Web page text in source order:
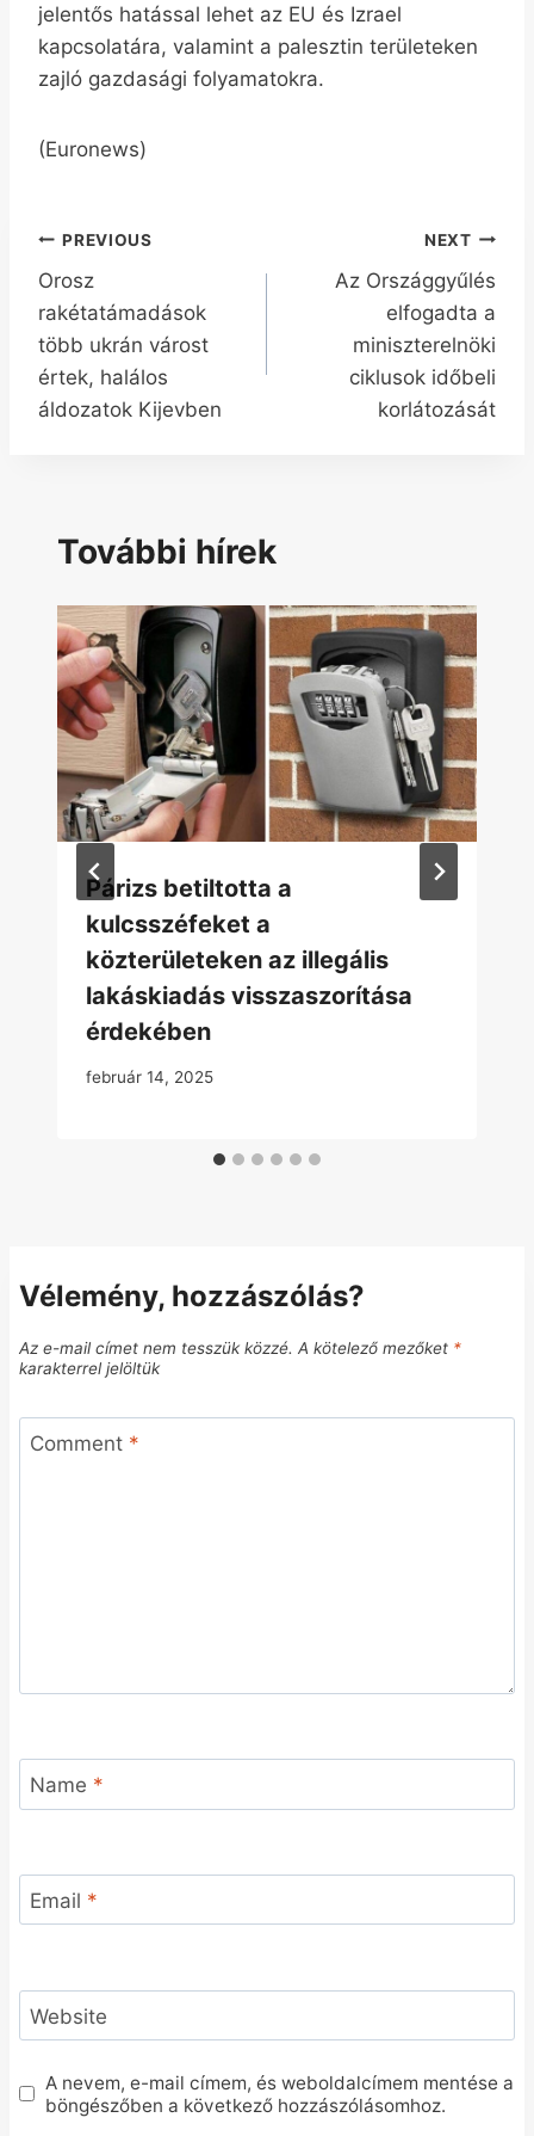
jelentős hatással lehet az EU és Izrael
kapcsolatára, valamint a palesztin területeken
zajló gazdasági folyamatokra.
(Euronews)
Bejegyzés
navigáció
PREVIOUS
Orosz
rakétatámadások
több ukrán várost
értek, halálos
áldozatok Kijevben
NEXT
Az Országgyűlés
elfogadta a
miniszterelnöki
ciklusok időbeli
korlátozását
További hírek
Párizs betiltotta a
kulcsszéfeket a
közterületeken az illegális
lakáskiadás visszaszorítása
érdekében
február 14, 2025
Vélemény, hozzászólás?
Az e-mail címet nem tesszük közzé. A kötelező mezőket *
karakterrel jelöltük
Comment *
Name *
Email *
Website
A nevem, e-mail címem, és weboldalcímem mentése a
böngészőben a következő hozzászólásomhoz.